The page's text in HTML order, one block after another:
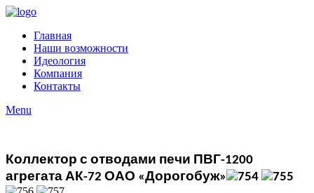
Главная
Наши возможности
Идеология
Компания
Контакты
Menu
Уроки по Joomla 3 можно найти здесь: http://joomla3x.ru/
Шаблоны Joomla 3 здесь:http://www.joomla3x.ru/joomla3-
templates.html
Коллектор с отводами печи ПВГ-1200
агрегата АК-72 ОАО «Дорогобуж»